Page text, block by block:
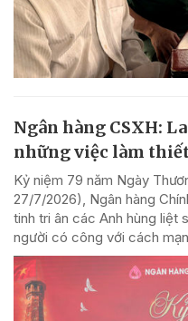
Ngân hàng CSXH:
những việc làm
Kỷ niệm 79 năm Ngày
27/7/2026), Ngân hàng
tinh tri ân các Anh hùng liệt
người có công với cách